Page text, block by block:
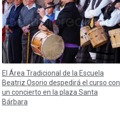
El Área Tradicional de la Escuela
Beatriz Osorio despedirá el curso con
un concierto en la plaza Santa
Bárbara